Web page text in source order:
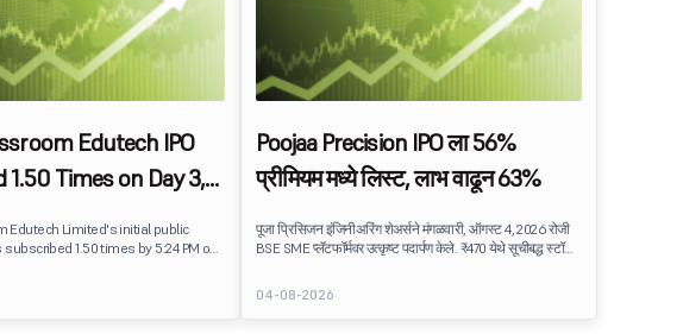
Edutech IPO
1.50 Times on Day 3,
Edutech Limited's initial public
subscribed 1.50 times by 5:24 PM on
लाख शेअर्ससाठी बिड प्राप्त झाली.
Poojaa Precision IPO ला 56%
प्रीमियम मध्ये लिस्ट, लाभ वाढून 63%
पूजा प्रिसिजन इंजिनीअरिंग शेअर्सने मंगळवारी, ऑगस्ट 4, 2026 रोजी
BSE SME प्लॅटफॉर्मवर उत्कृष्ट पदार्पण केले. ₹470 येथे सूचीबद्ध स्टॉक,
सबस्क्राईब केलेल्या आयपीओ नंतर मजबूत इन्व्हेस्टरची मागणी दर्शविते.
लिस्टिंग नंतर खरेदीची गती सुरू राहिली, स्टॉक ₹489.90 च्या इंट्राडे
हायपर्यंत वाढले आहे, ज्यामुळे इश्यू किंमतीवर जवळपास 63 % लाभ
04-08-2026